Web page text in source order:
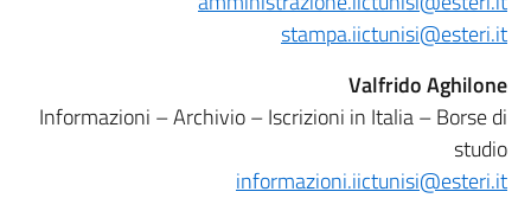
stampa.iictunisi@esteri.it
Valfrido Aghilone
Informazioni – Archivio – Iscrizioni in Italia – Borse di
studio
informazioni.iictunisi@esteri.it